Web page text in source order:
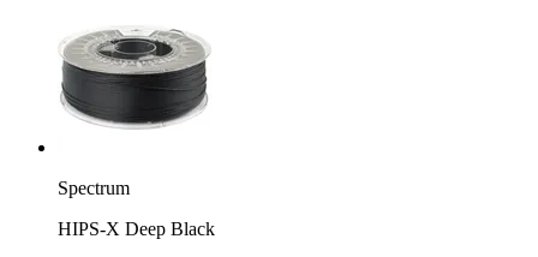
Spectrum
HIPS-X Deep Black